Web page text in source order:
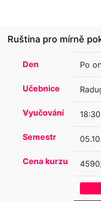
Ruština pro mírně
Den
Učebnice
Vyučování
Semestr
Cena kurzu
Po